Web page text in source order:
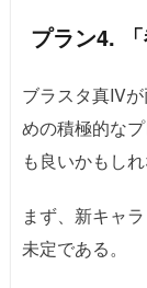
プラン4.
ブラスタ真IV
めの積極的な
も良いかもしれ
まず、新キャ
未定である。